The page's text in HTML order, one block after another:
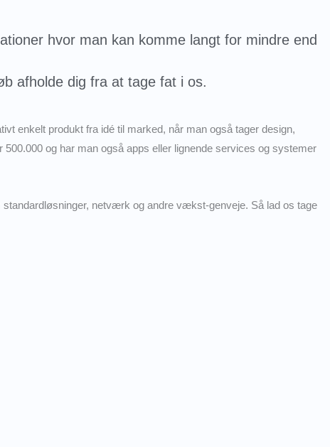
hvor man kan komme langt for mindre end
afholde dig fra at tage fat i os.
enkelt produkt fra idé til marked, når man også tager design,
og har man også apps eller lignende services og systemer
netværk og andre vækst-genveje. Så lad os tage